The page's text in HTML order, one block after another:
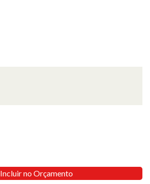
Incluir no Orçamento